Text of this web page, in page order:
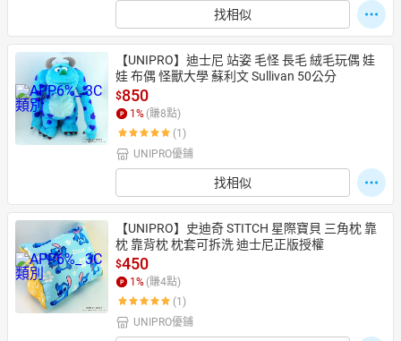
找相似
【UNIPRO】迪士尼 站姿 毛怪 長毛 絨毛玩偶 娃
娃 布偶 怪獸大學 蘇利文 Sullivan 50公分
$850
1 % (賺8點)
(1)
UNIPRO優鋪
找相似
【UNIPRO】史迪奇 STITCH 星際寶貝 三角枕 靠
枕 靠背枕 枕套可拆洗 迪士尼正版授權
$450
1 % (賺4點)
(1)
UNIPRO優鋪